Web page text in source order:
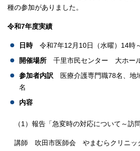
種の参加がありました。
令和7年度実績
日時令和7年12月10日（水曜）14時
開催場所 千里市民センター 大ホー
参加者内訳 医療介護専門職78名、地
名
内容
（1）報告「急変時の対応について～訪
講師 吹田市医師会 やまむらクリニッ